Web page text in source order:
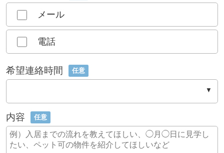
メール
電話
希望連絡時間 任意
内容 任意